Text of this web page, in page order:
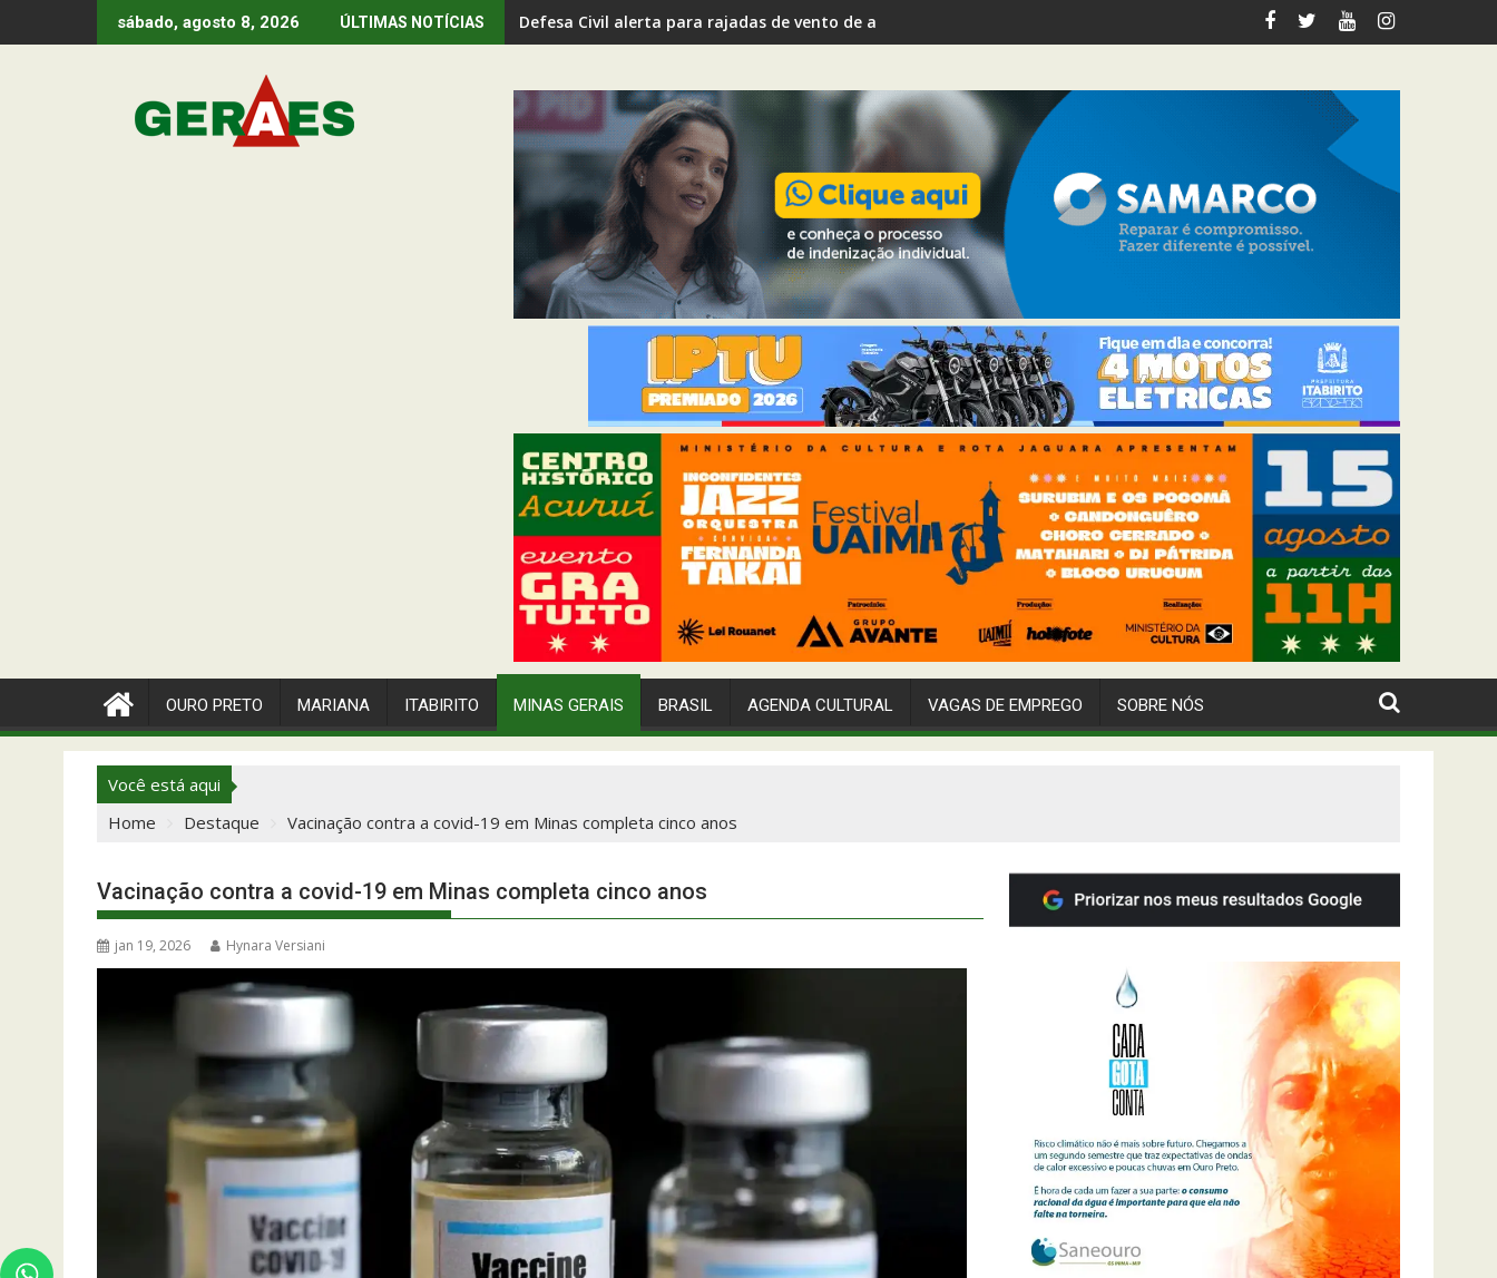
to
sábado, agosto 8, 2026 ÚLTIMAS NOTÍCIAS Defesa Civil alerta para rajadas de vento de até 80 km/h em Itabirito
OURO PRETO MARIANA ITABIRITO MINAS GERAIS BRASIL AGENDA CULTURAL VAGAS DE EMPREGO SOBRE NÓS
Você está aqui
Home
Destaque Vacinação contra a covid-19 em Minas completa cinco anos
Vacinação contra a covid-19 em Minas completa cinco anos
jan 19, 2026 Hynara Versiani